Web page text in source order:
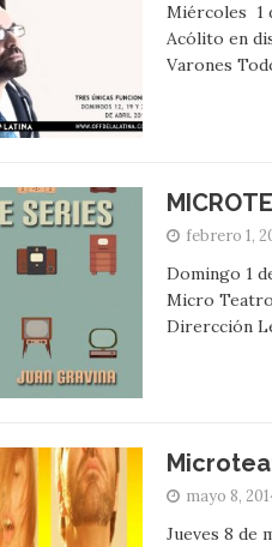
Miércoles 1
Acólito en
Varones
febrero 1,
Domingo 1
Micro
Dirercción
mayo 8,
Jueves 8 de